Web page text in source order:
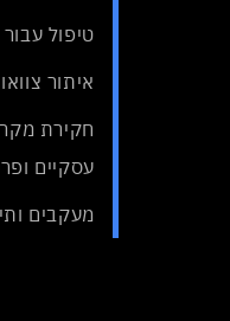
טיפול עבור
איתור
חקירת
עסקיים
מעקבים